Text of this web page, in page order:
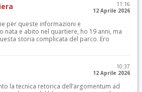
11:16
12 Aprile 2026
per queste informazioni e
e abito nel quartiere, ho 19 anni, ma
storia complicata del parco. Ero
10:37
12 Aprile 2026
la tecnica retorica dell’argomentum ad